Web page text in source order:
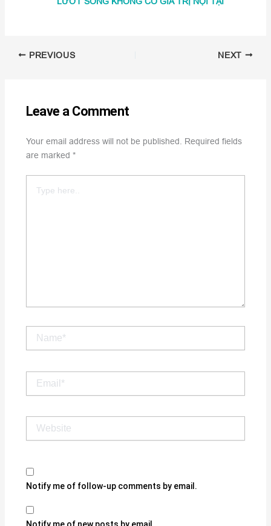
PREVIOUS NEXT
Leave a Comment
Your email address will not be published.
Required fields
are marked *
here..
Notify me of follow-up comments by email.
Notify me of new posts by email.